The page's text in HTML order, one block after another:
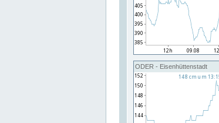
ODER - Eisenhüttenstadt